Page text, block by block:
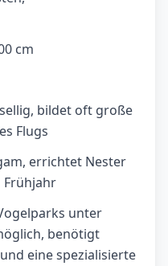
cm
bildet oft große
Flugs
errichtet Nester
Frühjahr
unter
benötigt
eine spezialisierte